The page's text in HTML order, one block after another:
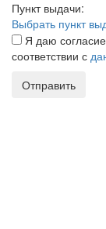
Пункт выдачи:
Выбрать пункт
Я даю
соответствии с
Отправить